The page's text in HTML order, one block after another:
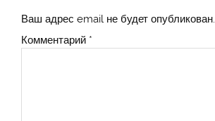
Ваш адрес email не будет опубликован.
Комментарий *